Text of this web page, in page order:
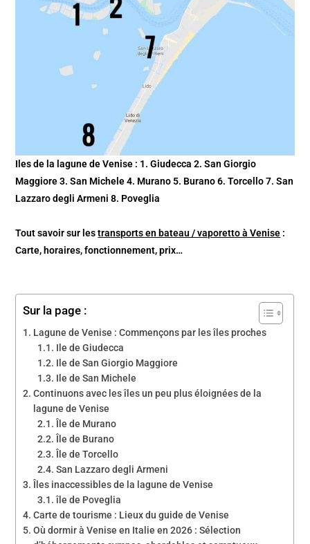
Iles de la lagune de Venise : 1. Giudecca 2. San Giorgio
Maggiore 3. San Michele 4. Murano 5. Burano 6. Torcello 7. San
Lazzaro degli Armeni 8. Poveglia
Tout savoir sur lestransports en bateau / vaporetto à Venise :
Carte, horaires, fonctionnement, prix…
Sur la page :
Lagune de Venise : Commençons par les îles proches
Ile de Giudecca
Ile de San Giorgio Maggiore
Ile de San Michele
Continuons avec les îles un peu plus éloignées de la
lagune de Venise
Île de Murano
Île de Burano
Île de Torcello
San Lazzaro degli Armeni
Îles inaccessibles de la lagune de Venise
île de Poveglia
Carte de tourisme : Lieux du guide de Venise
Où dormir à Venise en Italie en 2026 : Sélection